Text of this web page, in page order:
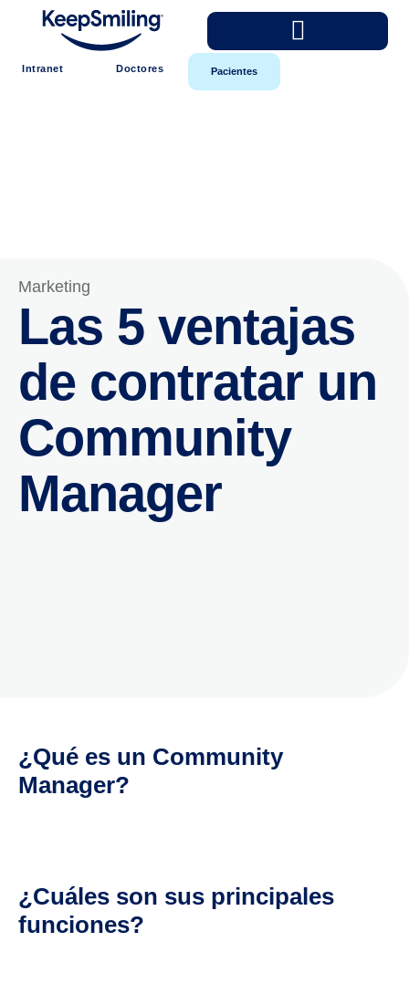
Intranet Doctores Pacientes
Marketing
Las 5 ventajas
de contratar un
Community
Manager
¿Qué es un Community
Manager?
¿Cuáles son sus principales
funciones?